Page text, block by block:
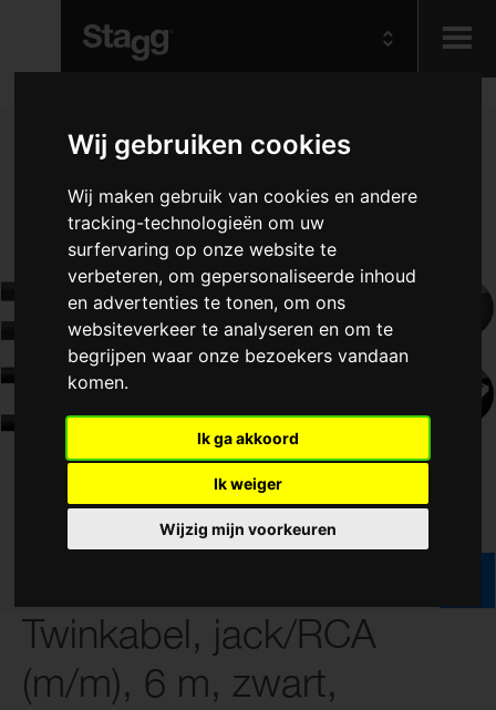
Wij gebruiken cookies
Wij maken gebruik van cookies en andere
tracking-technologieën om uw
surfervaring op onze website te
verbeteren, om gepersonaliseerde inhoud
en advertenties te tonen, om ons
websiteverkeer te analyseren en om te
begrijpen waar onze bezoekers vandaan
komen.
Ik ga akkoord
Ik weiger
Wijzig mijn voorkeuren
Audio &
Lighting
Twinkabel, jack/RCA
(m/m), 6 m, zwart,